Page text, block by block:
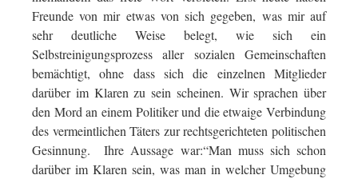
Freunde von mir etwas von sich gegeben, was mir auf
sehr deutliche Weise belegt, wie sich ein
Selbstreinigungsprozess aller sozialen Gemeinschaften
bemächtigt, ohne dass sich die einzelnen Mitglieder
darüber im Klaren zu sein scheinen. Wir sprachen über
den Mord an einem Politiker und die etwaige Verbindung
des vermeintlichen Täters zur rechtsgerichteten politischen
Gesinnung. Ihre Aussage war:“Man muss sich schon
darüber im Klaren sein, was man in welcher Umgebung